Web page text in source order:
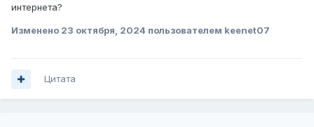
интернета?
Изменено 23 октября, 2024 пользователем keenet07
Цитата